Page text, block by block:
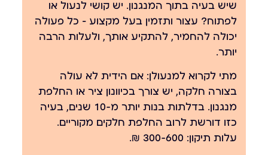
שיש בעיה בתוך המנגנון. יש קושי לנעול או
לפתוח? עצור ותזמין בעל מקצוע — כל פעולה
יכולה להחמיר, להתקיע אותך, ולעלות הרבה
יותר.
מתי לקרוא למנעולן: אם הידית לא עולה
בצורה חלקה, יש צורך בכיוונון ציר או החלפת
מנגנון. בדלתות בנות יותר מ-10 שנים, בעיה
כזו דורשת לרוב החלפת חלקים מקוריים.
עלות תיקון: 300-600 ₪.